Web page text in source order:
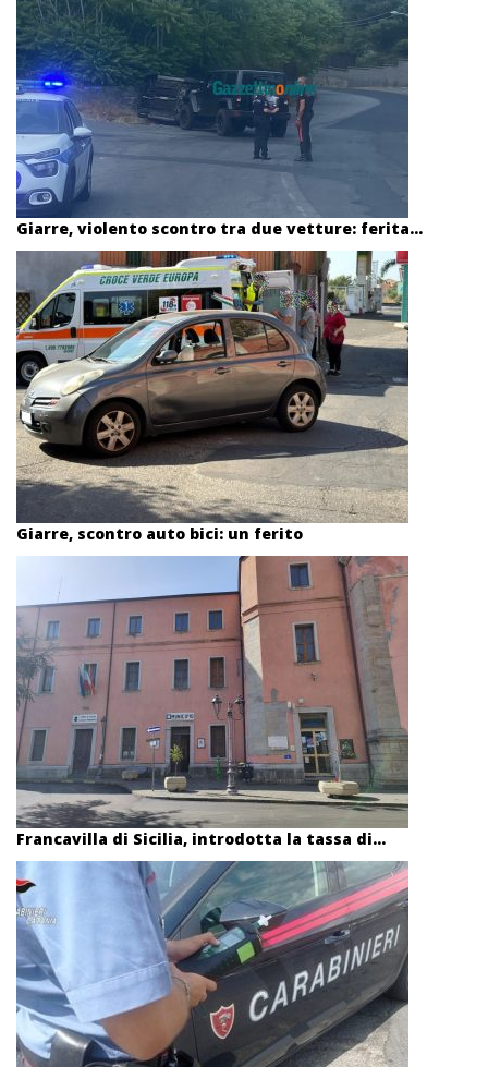
Giarre, violento scontro tra due vetture: ferita...
Giarre, scontro auto bici: un ferito
Francavilla di Sicilia, introdotta la tassa di...